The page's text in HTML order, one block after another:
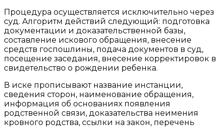
Процедура осуществляется исключительно через
суд. Алгоритм действий следующий: подготовка
документации и доказательственной базы,
составление искового обращения, внесение
средств госпошлины, подача документов в суд,
посещение заседания, внесение корректировок в
свидетельство о рождении ребенка.
В иске прописывают название инстанции,
сведения сторон, наименование обращения,
информация об основаниях появления
родственной связи, доказательства неимения
кровного родства, ссылки на закон, перечень